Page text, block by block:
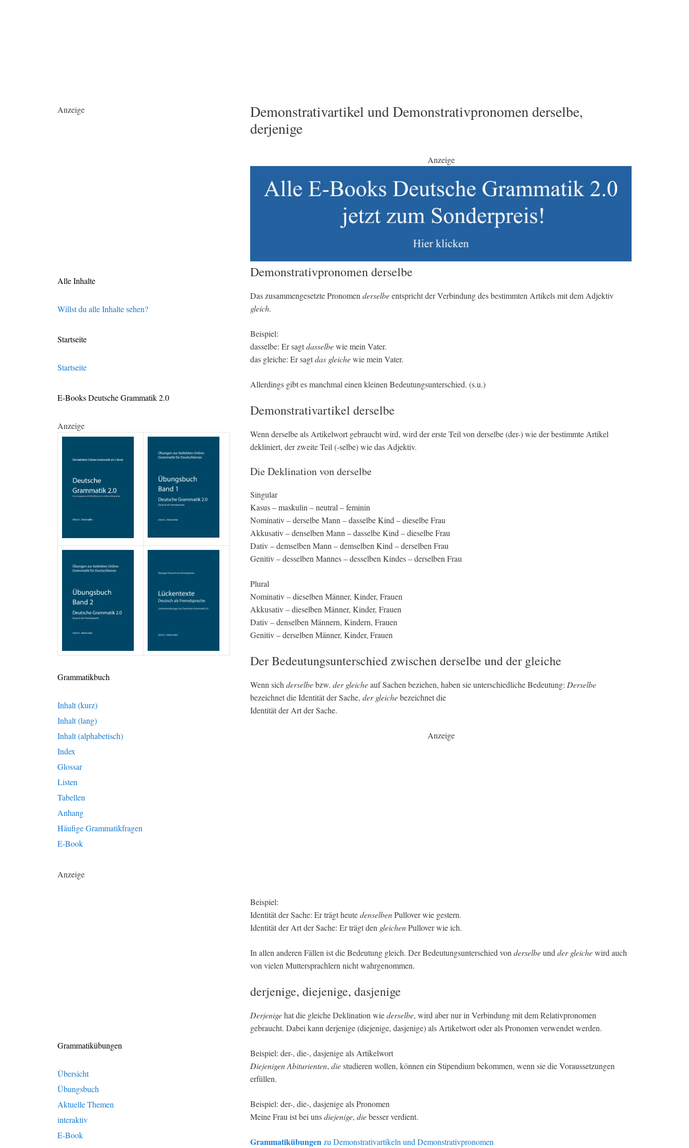
Demonstrativartikel und Demonstrativpronomen derselbe,
derjenige
Anzeige
Demonstrativpronomen derselbe
Das zusammengesetzte Pronomenderselbeentspricht der Verbindung des bestimmten Artikels mit dem Adjektiv
gleich.
Beispiel:
dasselbe: Er sagtdasselbewie mein Vater.
das gleiche: Er sagtdas gleichewie mein Vater.
Allerdings gibt es manchmal einen kleinen Bedeutungsunterschied. (s.u.)
Demonstrativartikel derselbe
Wenn derselbe als Artikelwort gebraucht wird, wird der erste Teil von derselbe (der-) wie der bestimmte Artikel
dekliniert, der zweite Teil (-selbe) wie das Adjektiv.
Die Deklination von derselbe
Singular
Kasus – maskulin – neutral – feminin
Nominativ – derselbe Mann – dasselbe Kind – dieselbe Frau
Akkusativ – denselben Mann – dasselbe Kind – dieselbe Frau
Dativ – demselben Mann – demselben Kind – derselben Frau
Genitiv – desselben Mannes – desselben Kindes – derselben Frau
Plural
Nominativ – dieselben Männer, Kinder, Frauen
Akkusativ – dieselben Männer, Kinder, Frauen
Dativ – denselben Männern, Kindern, Frauen
Genitiv – derselben Männer, Kinder, Frauen
Der Bedeutungsunterschied zwischen derselbe und der gleiche
Wenn sichderselbebzw. der gleicheauf Sachen beziehen, haben sie unterschiedliche Bedeutung: Derselbe
bezeichnet die Identität der Sache, der gleichebezeichnet die
Identität der Art der Sache.
Anzeige
Beispiel:
Identität der Sache: Er trägt heutedenselbenPullover wie gestern.
Identität der Art der Sache: Er trägt den gleichenPullover wie ich.
In allen anderen Fällen ist die Bedeutung gleich. Der Bedeutungsunterschied vonderselbeundder gleichewird auch
von vielen Muttersprachlern nicht wahrgenommen.
derjenige, diejenige, dasjenige
Derjenigehat die gleiche Deklination wiederselbe, wird aber nur in Verbindung mit dem Relativpronomen
gebraucht. Dabei kann derjenige (diejenige, dasjenige) als Artikelwort oder als Pronomen verwendet werden.
Beispiel: der-, die-, dasjenige als Artikelwort
Diejenigen Abiturienten, diestudieren wollen, können ein Stipendium bekommen, wenn sie die Voraussetzungen
erfüllen.
Beispiel: der-, die-, dasjenige als Pronomen
Meine Frau ist bei unsdiejenige, diebesser verdient.
Grammatikübungenzu Demonstrativartikeln und Demonstrativpronomen
Anzeige
Alle Inhalte
Willst du alle Inhalte sehen?
Startseite
Startseite
E-Books Deutsche Grammatik 2.0
Anzeige
Grammatikbuch
Inhalt (kurz)
Inhalt (lang)
Inhalt (alphabetisch)
Index
Glossar
Listen
Tabellen
Anhang
Häufige Grammatikfragen
E-Book
Anzeige
Grammatikübungen
Übersicht
Übungsbuch
Aktuelle Themen
interaktiv
E-Book